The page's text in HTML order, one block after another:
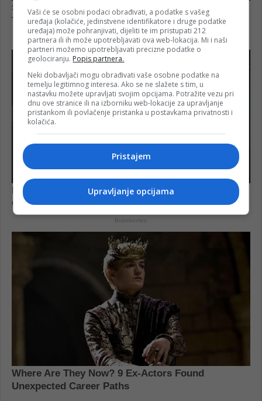
Vaši će se osobni podaci obrađivati, a podatke s vašeg
uređaja (kolačiće, jedinstvene identifikatore i druge podatke
uređaja) može pohranjivati, dijeliti te im pristupati 212
partnera ili ih može upotrebljavati ova web-lokacija. Mi i naši
partneri možemo upotrebljavati precizne podatke o
geolociranju. Popis partnera.
Neki dobavljači mogu obrađivati vaše osobne podatke na
temelju legitimnog interesa. Ako se ne slažete s tim, u
nastavku možete upravljati svojim opcijama. Potražite vezu pri
dnu ove stranice ili na izborniku web-lokacije za upravljanje
pristankom ili povlačenje pristanka u postavkama privatnosti i
kolačića.
Pristajem
Upravljanje opcijama